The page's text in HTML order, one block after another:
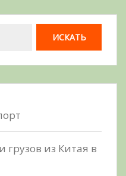
грузов из Китая в